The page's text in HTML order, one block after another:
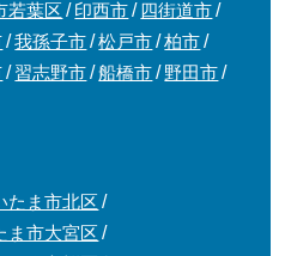
若葉区 印西市
四街道市
我孫子市 松戸市
柏市
習志野市 船橋市
野田市
たま市北区
ま市大宮区